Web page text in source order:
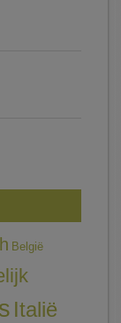
België
Italië